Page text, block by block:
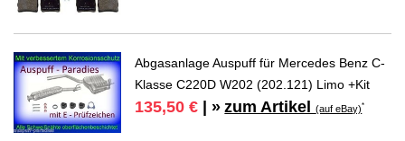
Abgasanlage Auspuff für Mercedes Benz C-
Klasse C220D W202 (202.121) Limo +Kit
135,50 € | » zum Artikel(auf eBay)*